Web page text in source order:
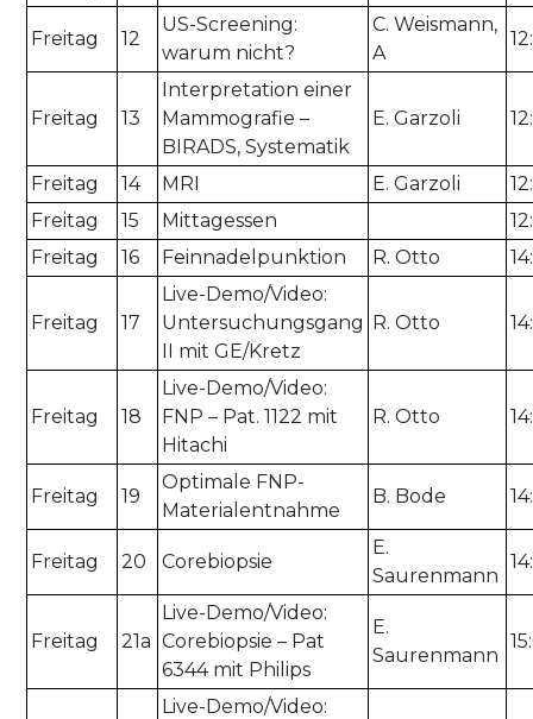
Freitag 12
US-Screening:
warum nicht?
C. Weismann,
A
Freitag 13
Interpretation einer
Mammografie –
BIRADS, Systematik
E. Garzoli
Freitag 14 MRI E. Garzoli
Freitag
15 Mittagessen
Freitag
16 Feinnadelpunktion R. Otto
Freitag 17
Live-Demo/Video:
Untersuchungsgang
II mit GE/Kretz
R. Otto
Freitag 18
Live-Demo/Video:
FNP – Pat. 1122 mit
Hitachi
R. Otto
Freitag 19
Optimale FNP-
Materialentnahme
B. Bode
Freitag 20 Corebiopsie
E.
Saurenmann
Freitag 21a
Live-Demo/Video:
Corebiopsie – Pat
6344 mit Philips
E.
Saurenmann
Live-Demo/Video: